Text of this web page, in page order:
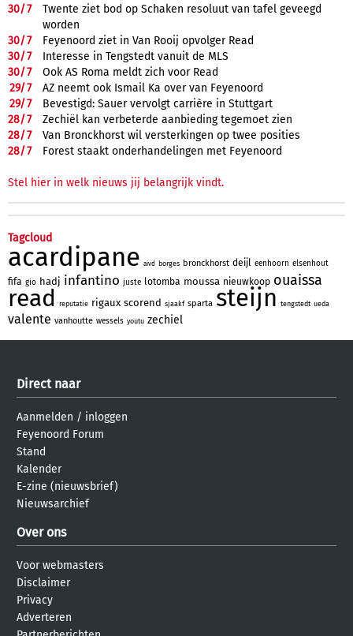
30/7
Twente ziet bod op Schaken resoluut van tafel geveegd
worden
30/7
Feyenoord ziet in Van Rooij opvolger Read
30/7
Interesse in Tengstedt vanuit de MLS
30/7
Ook AS Roma meldt zich voor Read
29/7
AZ neemt ook Ismail Ka over van Feyenoord
29/7
Bevestigd: Sauer vervolgt carrière in Stuttgart
28/7
Zechiël kan verbeterde aanbieding tegemoet zien
28/7
Van Bronckhorst wil versterkingen op twee posities
28/7 Forest staakt onderhandelingen met Feyenoord
Stel hier in welk nieuws jij belangrijk vindt.
Tagcloud
acardipane aivd borges bronckhorst deijl eenhoorn elsenhout
fifa gio hadj infantino juste lotomba moussa nieuwkoop ouaissa
read reputatie rigaux scorend sjaakf sparta steijn tengstedt ueda
valente vanhoutte wessels youtu zechiel
Direct naar
Aanmelden / inloggen
Feyenoord Forum
Stand
Kalender
E-zine (nieuwsbrief)
Nieuwsarchief
Over ons
Voor webmasters
Disclaimer
Privacy
Adverteren